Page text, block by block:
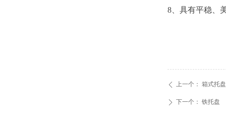
ꄴ 上一个： 箱式托盘
ꄲ 下一个： 铁托盘
8、具有平稳、